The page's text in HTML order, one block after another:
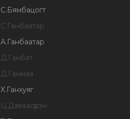
С.Бямбацогт
С.Ганбаатар
А.Ганбаатар
Д.Ганбат
Д.Ганмаа
Х.Ганхуяг
Ц.Даваасүрэн